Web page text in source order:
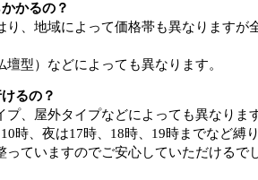
かるの？
り、地域によって価格帯も異なりますが
型）などによっても異なります。
るの？
プ、屋外タイプなどによっても異なりま
時、夜は17時、18時、19時までなど縛
っていますのでご安心していただけるで